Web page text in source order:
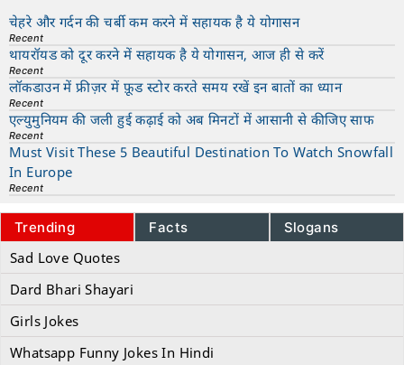
चेहरे और गर्दन की चर्बी कम करने में सहायक है ये योगासन
Recent
थायरॉयड को दूर करने में सहायक है ये योगासन, आज ही से करें
Recent
लॉकडाउन में फ्रीज़र में फ़ूड स्टोर करते समय रखें इन बातों का ध्यान
Recent
एल्युमुनियम की जली हुई कढ़ाई को अब मिनटों में आसानी से कीजिए साफ
Recent
Must Visit These 5 Beautiful Destination To Watch Snowfall
In Europe
Recent
Trending Facts Slogans
Sad Love Quotes
Dard Bhari Shayari
Girls Jokes
Whatsapp Funny Jokes In Hindi